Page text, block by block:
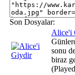
Son Dosyalar:
Alice'i
sonu
biraz